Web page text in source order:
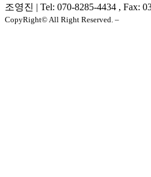
조영진 | Tel: 070-8285-4434 , Fax:
CopyRight© All Right Reserved. –